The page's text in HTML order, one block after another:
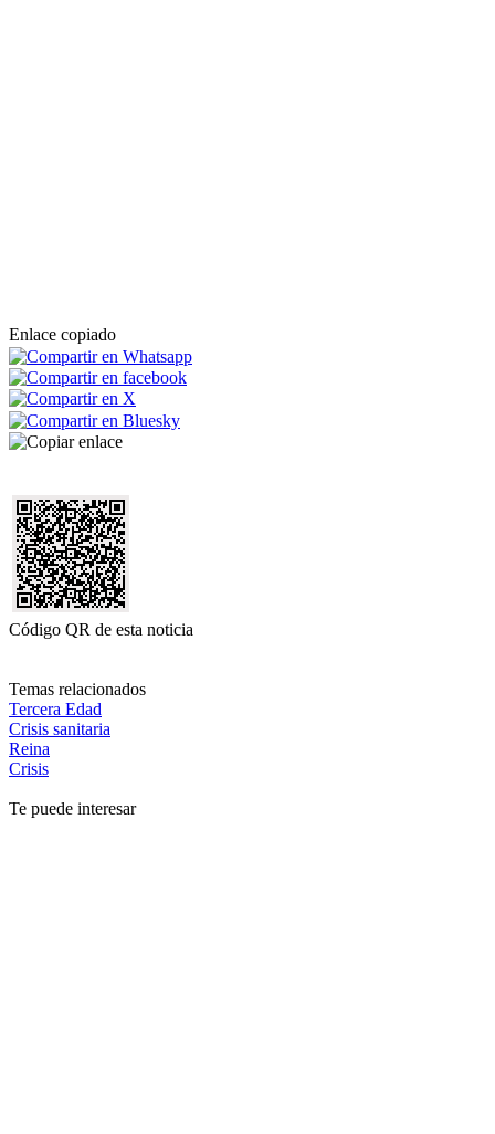
Enlace copiado
Código QR de esta noticia
Temas relacionados
Tercera Edad
Crisis sanitaria
Reina
Crisis
Te puede interesar